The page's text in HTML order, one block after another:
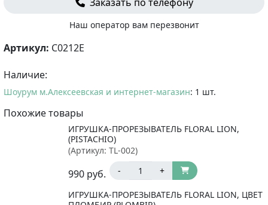
Наш оператор вам перезвонит
Артикул: C0212E
Наличие:
Шоурум м.Алексеевская и интернет-магазин: 1 шт.
Похожие товары
ИГРУШКА-ПРОРЕЗЫВАТЕЛЬ FLORAL LION,
(PISTACHIO)
(Артикул: TL-002)
990 руб. - +
ИГРУШКА-ПРОРЕЗЫВАТЕЛЬ FLORAL LION, ЦВЕТ